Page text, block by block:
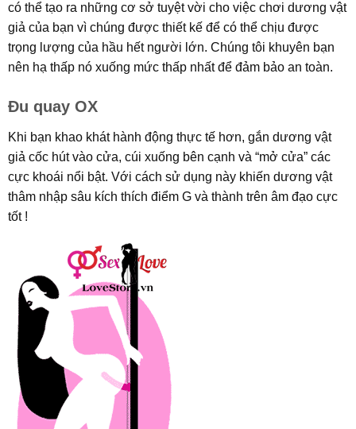
có thể tạo ra những cơ sở tuyệt vời cho việc chơi dương vật
giả của bạn vì chúng được thiết kế để có thể chịu được
trọng lượng của hầu hết người lớn. Chúng tôi khuyên bạn
nên hạ thấp nó xuống mức thấp nhất để đảm bảo an toàn.
Đu quay OX
Khi bạn khao khát hành động thực tế hơn, gắn dương vật
giả cốc hút vào cửa, cúi xuống bên cạnh và “mở cửa” các
cực khoái nổi bật. Với cách sử dụng này khiến dương vật
thâm nhập sâu kích thích điểm G và thành trên âm đạo cực
tốt !